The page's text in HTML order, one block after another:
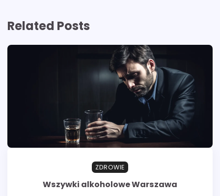
Related Posts
ZDROWIE
Wszywki alkoholowe Warszawa